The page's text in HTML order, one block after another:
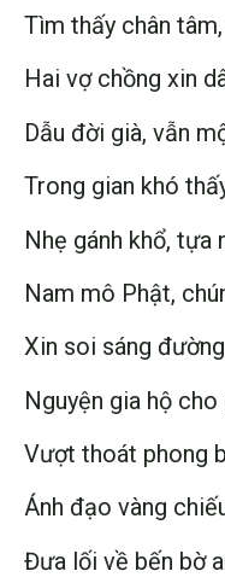
Tìm thấy chân
Hai vợ chồng xin
Dẫu đời già, vẫn
Trong gian khó
Nhẹ gánh khổ, tựa
Nam mô Phật,
Xin soi sáng
Nguyện gia hộ cho
Vượt thoát phong
Ánh đạo vàng
Đưa lối về bến bờ